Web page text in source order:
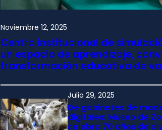
Noviembre 12, 2025
Centro institucional de
un espacio de aprendizaje,
transformación educativa de
Julio 29, 2025
De gabinetes de
digitales: Museo de
celebra 70 años de